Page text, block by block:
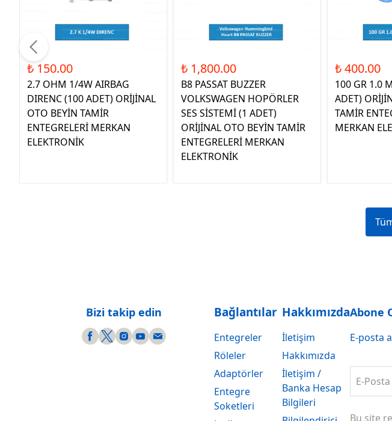
₺ 150.00
2.7 OHM 1/4W AIRBAG
DIRENC (100 ADET) ORİJİNAL
OTO BEYİN TAMİR
ENTEGRELERİ MERKAN
ELEKTRONİK
₺ 1,800.00
B8 PASSAT BUZZER
VOLKSWAGEN HOPÖRLER
SES SİSTEMİ (1 ADET)
ORİJİNAL OTO BEYİN TAMİR
ENTEGRELERİ MERKAN
ELEKTRONİK
₺ 400.00
100 GR 1.0
ADET)
TAMİR
MERKAN
Bizi takip edin Bağlantılar
Entegreler
Röleler
Adaptörler
Entegre
Soketleri
Hakkımızda
İletişim
Hakkımızda
İletişim /
Banka Hesap
Bilgileri
Abone
E-posta
E-
Bu site